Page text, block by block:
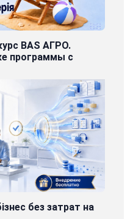
BAS АГРО.
программы с
без затрат на